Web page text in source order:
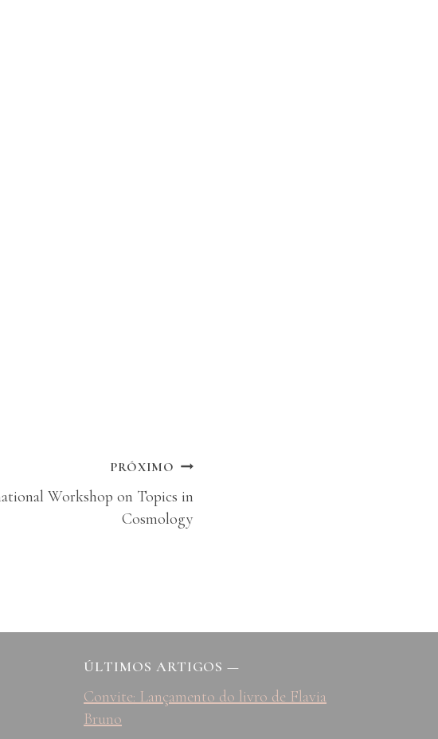
PRÓXIMO
Workshop on Topics in
Cosmology
ÚLTIMOS ARTIGOS—
Convite: Lançamento do livro de Flavia
Bruno